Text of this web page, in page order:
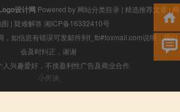
设计网 Powered by 网站分类目录 | 精选推荐文章 | 网
| 疑难解答 湘ICP备16332410号
，如信息有错误可发邮件到f_fb#foxmail.com说明，我们
会及时纠正，谢谢
人兴趣爱好，不接盈利性广告及商业合作
小男孩